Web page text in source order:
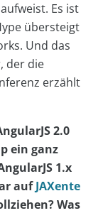
Es ist
übersteigt
Und das
der die
erzählt
2.0
ein ganz
1.x
aufJAXente
Was